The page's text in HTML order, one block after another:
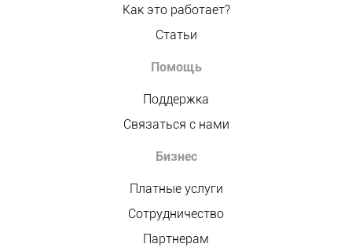
Как это работает?
Статьи
Помощь
Поддержка
Связаться с нами
Бизнес
Платные услуги
Сотрудничество
Партнерам